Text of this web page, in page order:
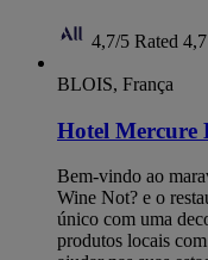
4,7/5 Rated
BLOIS, França
Hotel Mercure
Bem-vindo ao
Wine Not? e o
único com uma
produtos locais